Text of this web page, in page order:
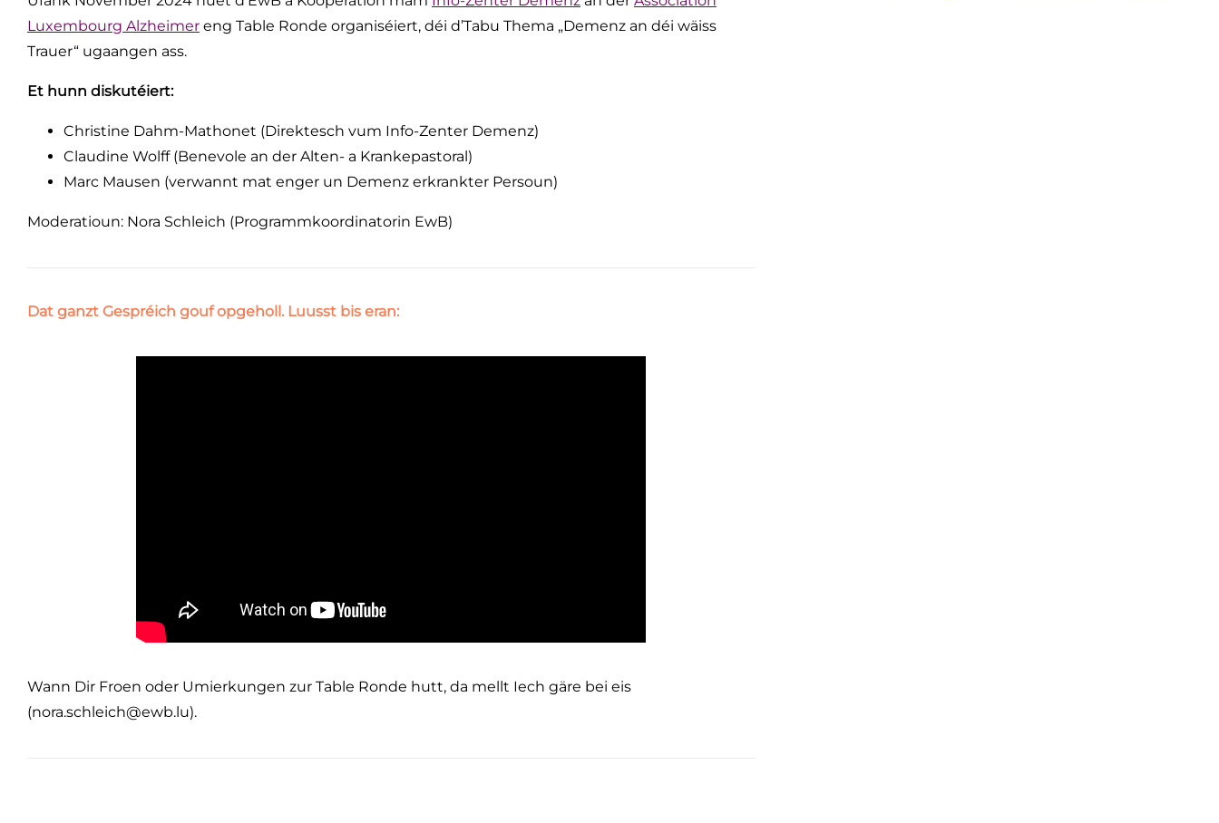
Luxembourg Alzheimer eng Table Ronde organiséiert, déi d’Tabu Thema „Demenz an déi wäiss
Trauer“ ugaangen ass.
Et hunn diskutéiert:
Christine Dahm-Mathonet (Direktesch vum Info-Zenter Demenz)
Claudine Wolff (Benevole an der Alten- a Krankepastoral)
Marc Mausen (verwannt mat enger un Demenz erkrankter Persoun)
Moderatioun: Nora Schleich (Programmkoordinatorin EwB)
Dat ganzt Gespréich gouf opgeholl. Luusst bis eran:
Wann Dir Froen oder Umierkungen zur Table Ronde hutt, da mellt Iech gäre bei eis
(nora.schleich@ewb.lu).